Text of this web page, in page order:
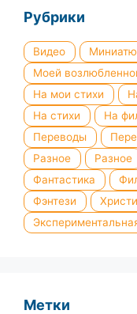
Рубрики
Видео
Моей
На мои стихи
На стихи
На
Переводы
Разное
Разное
Фантастика
Фэнтези
Метки